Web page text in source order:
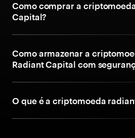
Como comprar a
Capital?
Como armazenar a
Radiant Capital com
O que é a criptomoeda